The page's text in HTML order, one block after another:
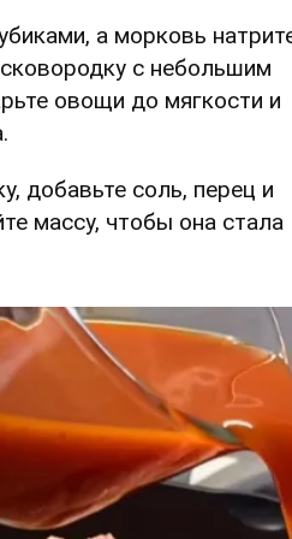
а морковь
с небольшим
овощи до мягкости и
добавьте соль, перец и
массу, чтобы она стала